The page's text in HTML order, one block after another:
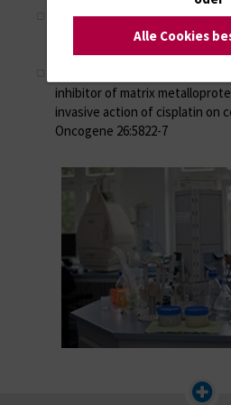
Ramer R, Hinz B (2008)
cannabinoids via increased
matrix metalloproteinases-1. J
inhibitor of matrix
invasive action of cisplatin on
Oncogene 26:5822-7
Alle Cookies